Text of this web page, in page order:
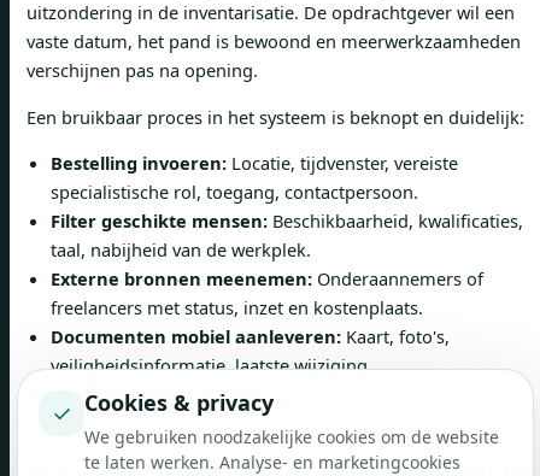
uitzondering in de inventarisatie. De opdrachtgever wil een
vaste datum, het pand is bewoond en meerwerkzaamheden
verschijnen pas na opening.
Een bruikbaar proces in het systeem is beknopt en duidelijk:
Bestelling invoeren: Locatie, tijdvenster, vereiste
specialistische rol, toegang, contactpersoon.
Filter geschikte mensen: Beschikbaarheid, kwalificaties,
taal, nabijheid van de werkplek.
Externe bronnen meenemen: Onderaannemers of
freelancers met status, inzet en kostenplaats.
Documenten mobiel aanleveren: Kaart, foto's,
veiligheidsinformatie, laatste wijziging.
Feedback direct afspelen:
werkzaamheden, materiaal, melden van gebreken.
Dit is waar veel standaardtools falen. Vaste medewerkers kun
✓ Cookies & privacy
We gebruiken noodzakelijke cookies om de website
te laten werken. Analyse- en marketingcookies